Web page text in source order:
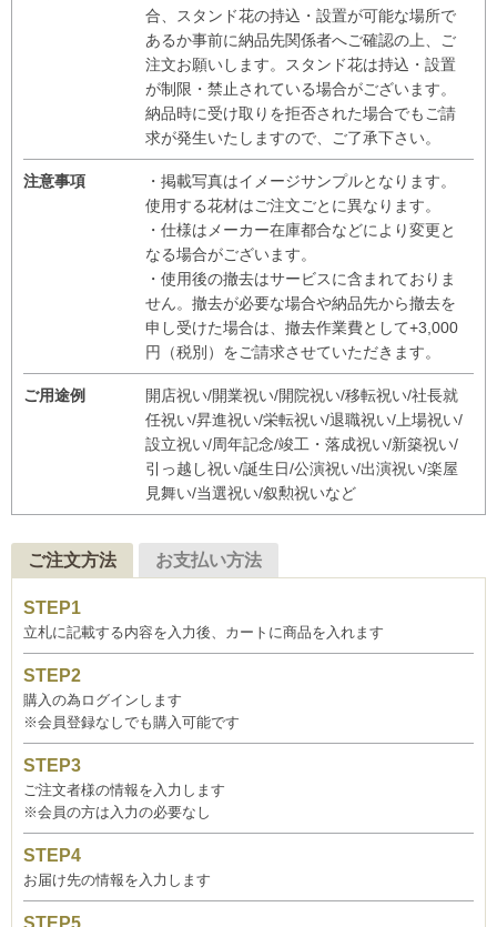
合、スタンド花の持込・設置が可能な場所で
あるか事前に納品先関係者へご確認の上、ご
注文お願いします。スタンド花は持込・設置
が制限・禁止されている場合がございます。
納品時に受け取りを拒否された場合でもご請
求が発生いたしますので、ご了承下さい。
注意事項
・掲載写真はイメージサンプルとなります。
使用する花材はご注文ごとに異なります。
・仕様はメーカー在庫都合などにより変更と
なる場合がございます。
・使用後の撤去はサービスに含まれておりま
せん。撤去が必要な場合や納品先から撤去を
申し受けた場合は、撤去作業費として+3,000
円（税別）をご請求させていただきます。
ご用途例
開店祝い/開業祝い/開院祝い/移転祝い/社長就
任祝い/昇進祝い/栄転祝い/退職祝い/上場祝い/
設立祝い/周年記念/竣工・落成祝い/新築祝い/
引っ越し祝い/誕生日/公演祝い/出演祝い/楽屋
見舞い/当選祝い/叙勲祝いなど
ご注文方法 お支払い方法
立札に記載する内容を入力後、カートに商品を入れます
購入の為ログインします
※会員登録なしでも購入可能です
ご注文者様の情報を入力します
※会員の方は入力の必要なし
お届け先の情報を入力します